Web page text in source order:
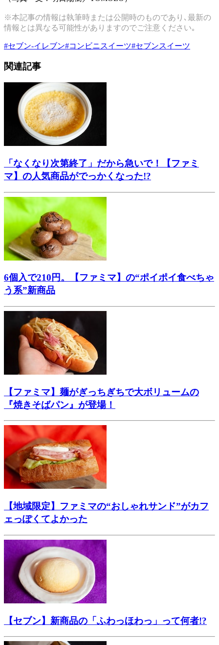
※本記事の情報は執筆時または公開時のものであり､最新の
情報とは異なる可能性がありますのでご注意ください｡
#セブン-イレブン#コンビニスイーツ#セブンスイーツ
関連記事
「なくなり次第終了」だから急いで！【ファミ
マ】の人気商品がでっかくなった!?
6個入で210円。【ファミマ】の“ポイポイ食べちゃ
う系”新商品
【ファミマ】麺がぎっちぎちで大ボリュームの
『焼きそばパン』が登場！
【地域限定】ファミマの“おしゃれサンド”がカフ
ェっぽくてよかった
【セブン】新商品の「ふわっほわっ」って何者!?